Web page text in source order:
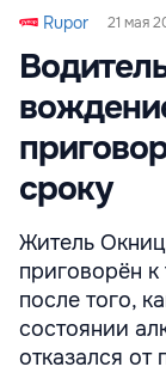
Rupor 21 мая
сроку
Житель
приговорён
после того,
состоянии
отказался от